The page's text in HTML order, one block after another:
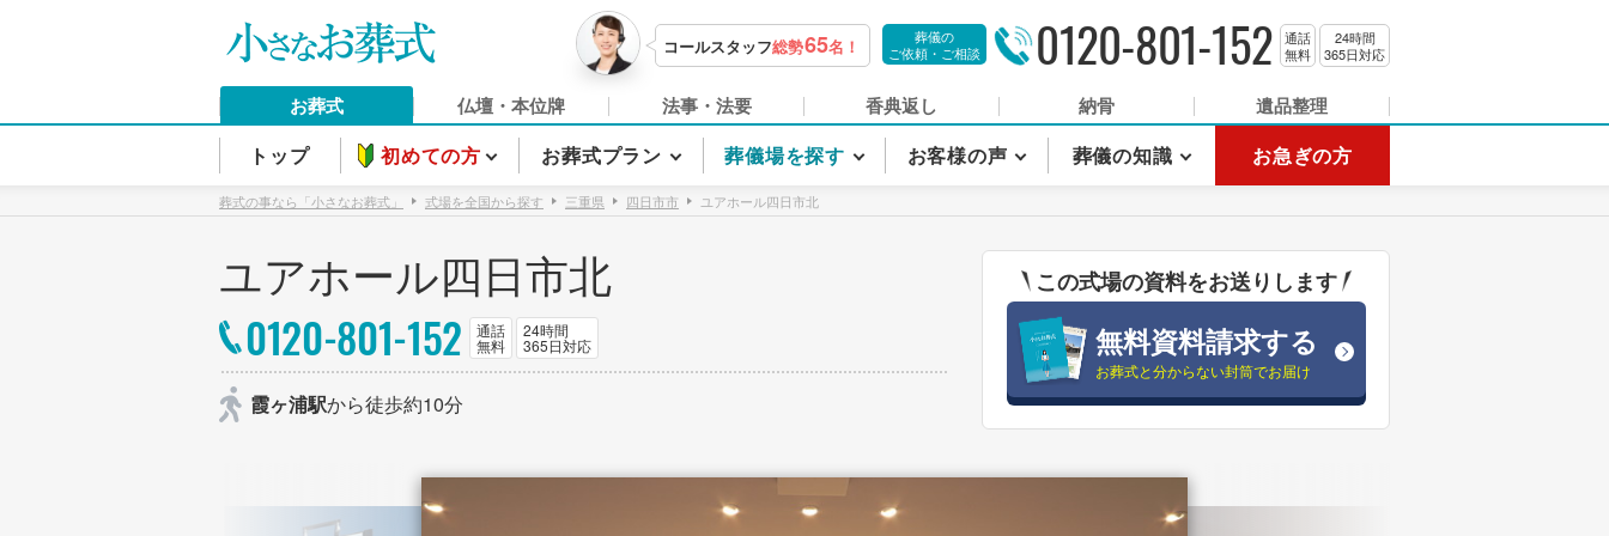
コールスタッフ総勢65名！
葬儀の
ご依頼・ご相談
0120-801-152
通話
無料
24時間
365日対応
お葬式 仏壇・本位牌 法事・法要 香典返し 納骨 遺品整理
トップ 初めての方 お葬式プラン 葬儀場を探す お客様の声 葬儀の知識 お急ぎの方
葬式の事なら「小さなお葬式」 式場を全国から探す 三重県 四日市市 ユアホール四日市北
ユアホール四日市北
0120-801-152
通話
無料
24時間
365日対応
霞ヶ浦駅から徒歩約10分
この式場の資料をお送りします
無料資料請求する
お葬式と分からない封筒でお届け